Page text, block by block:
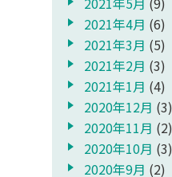
2021年4月 (6)
2021年3月 (5)
2021年2月 (3)
2021年1月 (4)
2020年12月 (3)
2020年11月 (2)
2020年10月 (3)
2020年9月 (2)